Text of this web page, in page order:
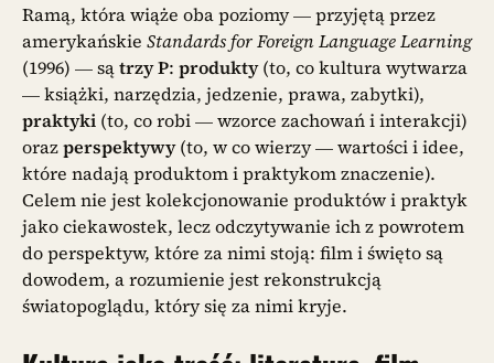
Ramą, która wiąże oba poziomy — przyjętą przez
amerykańskie Standards for Foreign Language Learning
(1996) — sątrzy P: produkty(to, co kultura wytwarza
— książki, narzędzia, jedzenie, prawa, zabytki),
praktyki (to, co robi — wzorce zachowań i interakcji)
orazperspektywy(to, w co wierzy — wartości i idee,
które nadają produktom i praktykom znaczenie).
Celem nie jest kolekcjonowanie produktów i praktyk
jako ciekawostek, lecz odczytywanie ich z powrotem
do perspektyw, które za nimi stoją: film i święto są
dowodem, a rozumienie jest rekonstrukcją
światopoglądu, który się za nimi kryje.